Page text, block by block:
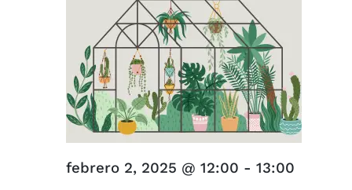
febrero 2, 2025 @ 12:00 - 13:00